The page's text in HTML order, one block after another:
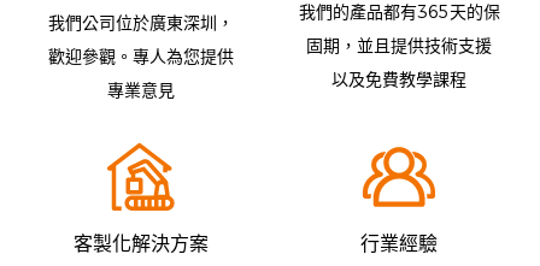
我們公司位於廣東深圳，
歡迎參觀。專人為您提供
專業意見
我們的產品都有365天的保
固期，並且提供技術支援
以及免費教學課程
客製化解決方案 行業經驗